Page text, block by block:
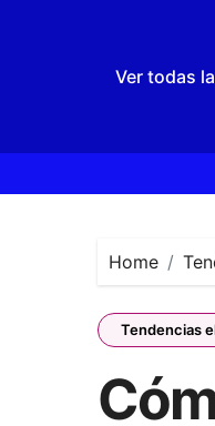
Ver todas
Home
Tendencias